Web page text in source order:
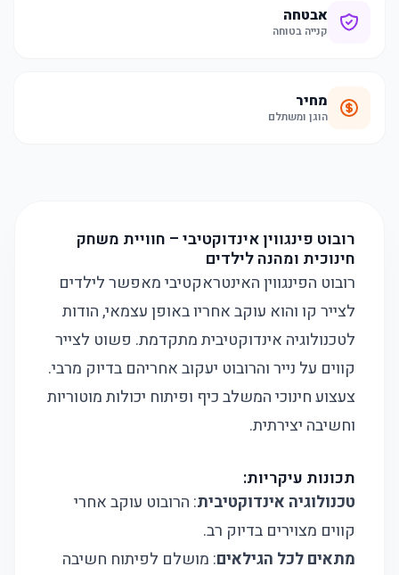
אבטחה
קנייה בטוחה
מחיר
הוגן ומשתלם
רובוט פינגווין אינדוקטיבי – חוויית משחק
חינוכית ומהנה לילדים
רובוט הפינגווין האינטראקטיבי מאפשר לילדים
לצייר קו והוא עוקב אחריו באופן עצמאי, הודות
לטכנולוגיה אינדוקטיבית מתקדמת. פשוט לצייר
קווים על נייר והרובוט יעקוב אחריהם בדיוק מרבי.
צעצוע חינוכי המשלב כיף ופיתוח יכולות מוטוריות
וחשיבה יצירתית.
תכונות עיקריות:
טכנולוגיה אינדוקטיבית: הרובוט עוקב אחרי
קווים מצוירים בדיוק רב.
מתאים לכל הגילאים: מושלם לפיתוח חשיבה